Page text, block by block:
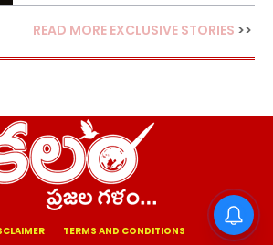
READ MORE EXCLUSIVE STORIES >>
TERMS AND CONDITIONS